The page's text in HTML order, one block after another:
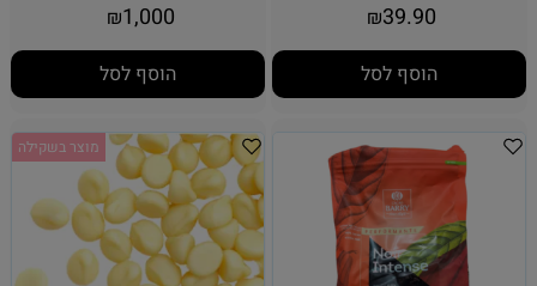
₪39.90
הוסף לסל
₪1,000
הוסף לסל
מוצר בשקילה